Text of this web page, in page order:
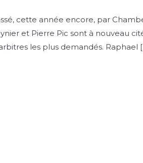
cette année encore, par
et Pierre Pic sont à nouveau
les plus demandés. Raphael